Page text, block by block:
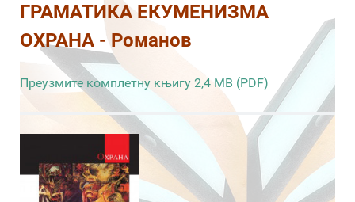
ГРАМАТИКА ЕКУМЕНИЗМА
ОХРАНА - Романов
Преузмите комплетну књигу 2,4 MB (PDF)